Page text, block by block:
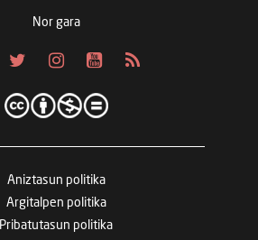
Nor gara
Aniztasun politika
Argitalpen politika
Pribatutasun politika